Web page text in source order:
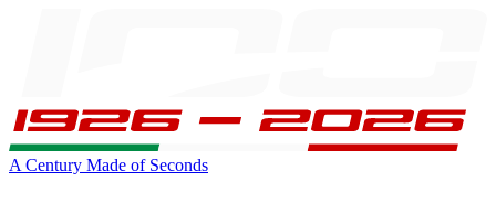
A Century Made of Seconds